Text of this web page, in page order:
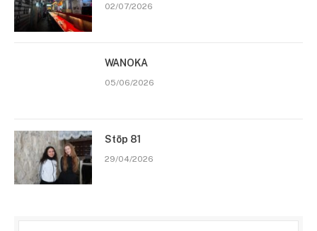
02/07/2026
WANOKA
05/06/2026
Stōp 81
29/04/2026